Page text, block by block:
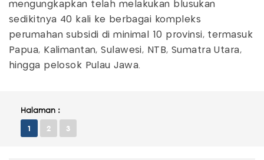
mengungkapkan telah melakukan blusukan
sedikitnya 40 kali ke berbagai kompleks
perumahan subsidi di minimal 10 provinsi, termasuk
Papua, Kalimantan, Sulawesi, NTB, Sumatra Utara,
hingga pelosok Pulau Jawa.
Halaman :
1 2 3